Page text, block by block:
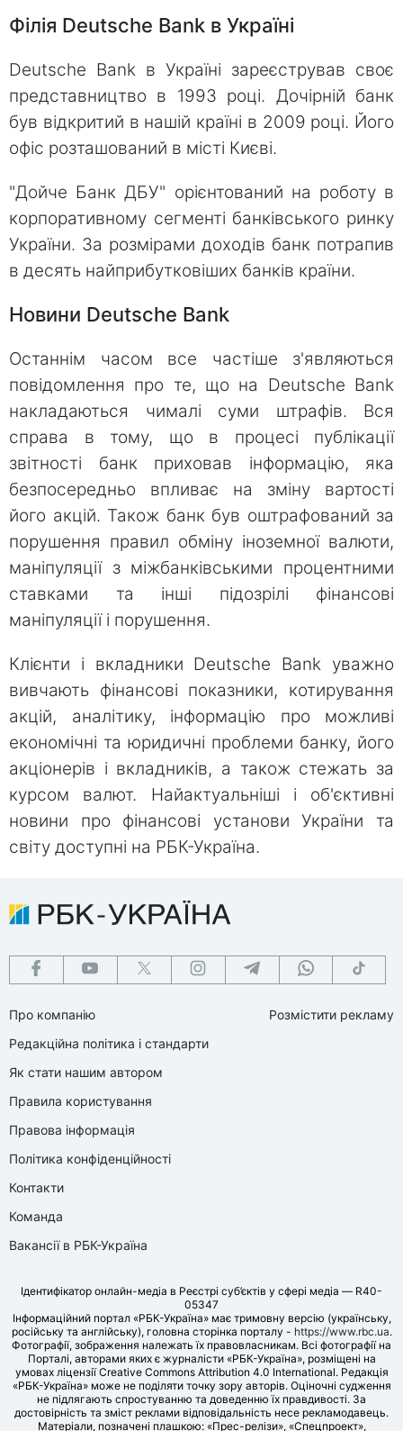
Філія Deutsche Bank в Україні
Deutsche Bank в Україні зареєстрував своє
представництво в 1993 році. Дочірній банк
був відкритий в нашій країні в 2009 році. Його
офіс розташований в місті Києві.
"Дойче Банк ДБУ" орієнтований на роботу в
корпоративному сегменті банківського ринку
України. За розмірами доходів банк потрапив
в десять найприбутковіших банків країни.
Новини Deutsche Bank
Останнім часом все частіше з'являються
повідомлення про те, що на Deutsche Bank
накладаються чималі суми штрафів. Вся
справа в тому, що в процесі публікації
звітності банк приховав інформацію, яка
безпосередньо впливає на зміну вартості
його акцій. Також банк був оштрафований за
порушення правил обміну іноземної валюти,
маніпуляції з міжбанківськими процентними
ставками та інші підозрілі фінансові
маніпуляції і порушення.
Клієнти і вкладники Deutsche Bank уважно
вивчають фінансові показники, котирування
акцій, аналітику, інформацію про можливі
економічні та юридичні проблеми банку, його
акціонерів і вкладників, а також стежать за
курсом валют. Найактуальніші і об'єктивні
новини про фінансові установи України та
світу доступні на РБК-Україна.
Про компанію
Редакційна політика і стандарти
Як стати нашим автором
Правила користування
Правова інформація
Політика конфіденційності
Контакти
Команда
Вакансії в РБК-Україна
Розмістити рекламу
Ідентифікатор онлайн-медіа в Реєстрі суб’єктів у сфері медіа — R40-
05347
Інформаційний портал «РБК-Україна» має тримовну версію (українську,
російську та англійську), головна сторінка порталу - https://www.rbc.ua.
Фотографії, зображення належать їх правовласникам. Всі фотографії на
Порталі, авторами яких є журналісти «РБК-Україна», розміщені на
умовах ліцензії Creative Commons Attribution 4.0 International. Редакція
«РБК-Україна» може не поділяти точку зору авторів. Оціночні судження
не підлягають спростуванню та доведенню їх правдивості. За
достовірність та зміст реклами відповідальність несе рекламодавець.
Матеріали, позначені плашкою: «Прес-релізи», «Спецпроект»,